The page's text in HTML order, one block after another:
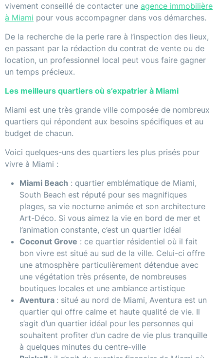
vivement conseillé de contacter une agence immobilière
à Miami pour vous accompagner dans vos démarches.
De la recherche de la perle rare à l’inspection des lieux,
en passant par la rédaction du contrat de vente ou de
location, un professionnel local peut vous faire gagner
un temps précieux.
Les meilleurs quartiers où s’expatrier à Miami
Miami est une très grande ville composée de nombreux
quartiers qui répondent aux besoins spécifiques et au
budget de chacun.
Voici quelques-uns des quartiers les plus prisés pour
vivre à Miami :
Miami Beach : quartier emblématique de Miami,
South Beach est réputé pour ses magnifiques
plages, sa vie nocturne animée et son architecture
Art-Déco. Si vous aimez la vie en bord de mer et
l’animation constante, c’est un quartier idéal
Coconut Grove : ce quartier résidentiel où il fait
bon vivre est situé au sud de la ville. Celui-ci offre
une atmosphère particulièrement détendue avec
une végétation très présente, de nombreuses
boutiques locales et une ambiance artistique
Aventura : situé au nord de Miami, Aventura est un
quartier qui offre calme et haute qualité de vie. Il
s’agit d’un quartier idéal pour les personnes qui
souhaitent profiter d’un cadre de vie plus tranquille
à quelques minutes du centre-ville